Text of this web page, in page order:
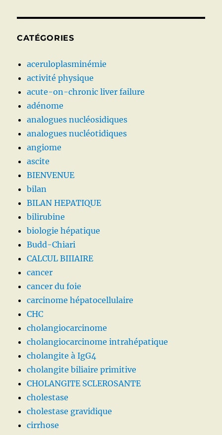
CATÉGORIES
aceruloplasminémie
activité physique
acute-on-chronic liver failure
adénome
analogues nucléosidiques
analogues nucléotidiques
angiome
ascite
BIENVENUE
bilan
BILAN HEPATIQUE
bilirubine
biologie hépatique
Budd-Chiari
CALCUL BIIIAIRE
cancer
cancer du foie
carcinome hépatocellulaire
CHC
cholangiocarcinome
cholangiocarcinome intrahépatique
cholangite à IgG4
cholangite biliaire primitive
CHOLANGITE SCLEROSANTE
cholestase
cholestase gravidique
cirrhose